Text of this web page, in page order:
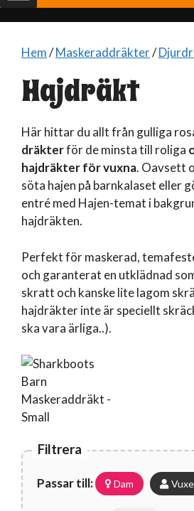
Hem/Maskeraddräkter/
Hajdräkt
Här hittar du allt från gulliga
dräkterför de minsta till roliga
hajdräkter för vuxna. Oavsett
söta hajen på barnkalaset eller
entré med Hajen-temat i
hajdräkten.
Perfekt för maskerad,
och garanterat en utklädnad
skratt och kanske lite lagom
hajdräkter inte är speciellt
ska vara ärliga..).
Filtrera
Passar till: Dam